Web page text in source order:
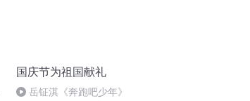
国庆节为祖国献礼
岳钲淇《奔跑吧少年》